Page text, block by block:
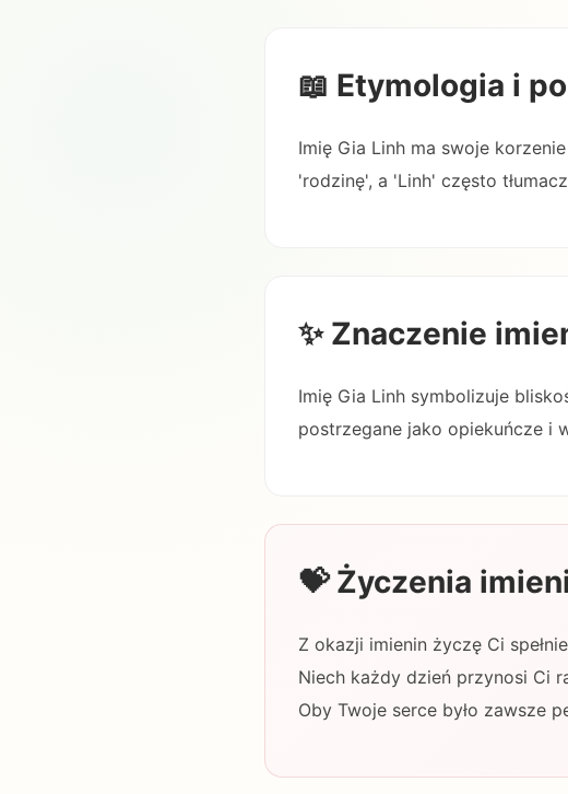
📖 Etymologia i
Imię Gia Linh ma swoje
'rodzinę', a 'Linh' często
✨ Znaczenie
Imię Gia Linh symbolizuje
postrzegane jako opiekuńcze i
💝 Życzenia
Z okazji imienin życzę Ci
Niech każdy dzień przynosi Ci
Oby Twoje serce było zawsze